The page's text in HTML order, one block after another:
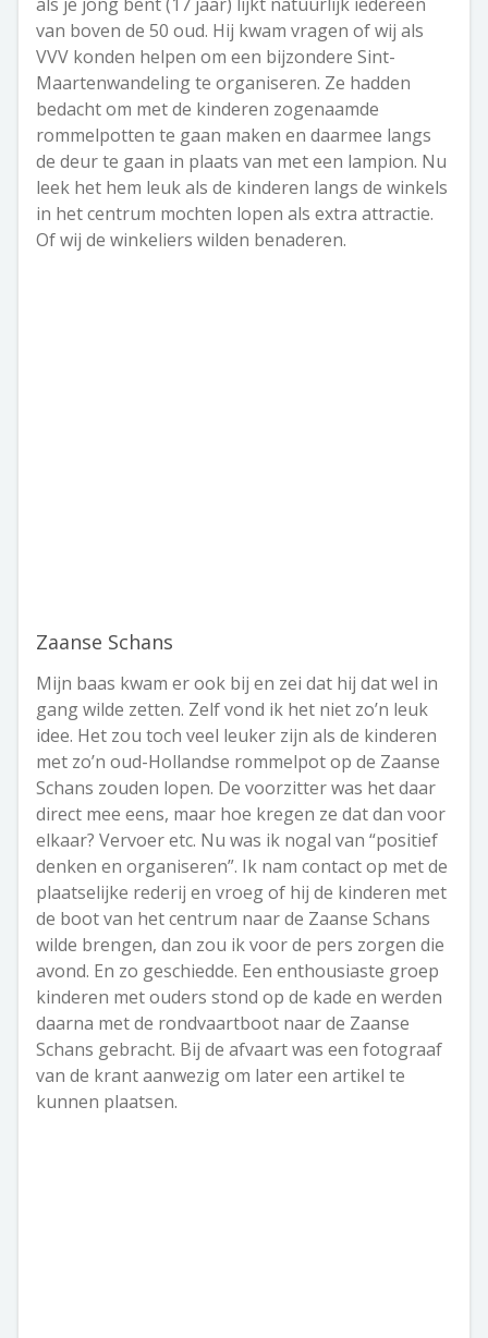
van boven de 50 oud. Hij kwam vragen of wij als
VVV konden helpen om een bijzondere Sint-
Maartenwandeling te organiseren. Ze hadden
bedacht om met de kinderen zogenaamde
rommelpotten te gaan maken en daarmee langs
de deur te gaan in plaats van met een lampion. Nu
leek het hem leuk als de kinderen langs de winkels
in het centrum mochten lopen als extra attractie.
Of wij de winkeliers wilden benaderen.
Zaanse Schans
Mijn baas kwam er ook bij en zei dat hij dat wel in
gang wilde zetten. Zelf vond ik het niet zo’n leuk
idee. Het zou toch veel leuker zijn als de kinderen
met zo’n oud-Hollandse rommelpot op de Zaanse
Schans zouden lopen. De voorzitter was het daar
direct mee eens, maar hoe kregen ze dat dan voor
elkaar? Vervoer etc. Nu was ik nogal van “positief
denken en organiseren”. Ik nam contact op met de
plaatselijke rederij en vroeg of hij de kinderen met
de boot van het centrum naar de Zaanse Schans
wilde brengen, dan zou ik voor de pers zorgen die
avond. En zo geschiedde. Een enthousiaste groep
kinderen met ouders stond op de kade en werden
daarna met de rondvaartboot naar de Zaanse
Schans gebracht. Bij de afvaart was een fotograaf
van de krant aanwezig om later een artikel te
kunnen plaatsen.